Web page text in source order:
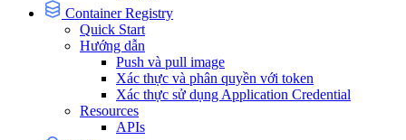
Container Registry
Quick Start
Hướng dẫn
Push và pull image
Xác thực và phân quyền với token
Xác thực sử dụng Application Credential
Resources
APIs